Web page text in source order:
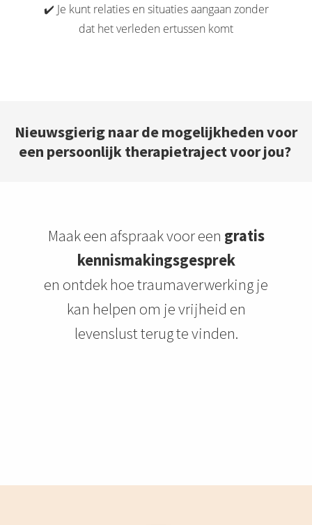
✔️ Je kunt relaties en situaties aangaan zonder
dat het verleden ertussen komt
Nieuwsgierig naar de mogelijkheden voor
een persoonlijk therapietraject voor jou?
Maak een afspraak voor een gratis
kennismakingsgesprek
en ontdek hoe traumaverwerking je
kan helpen om je vrijheid en
levenslust terug te vinden.